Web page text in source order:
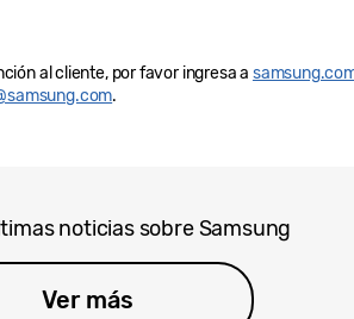
al cliente, por favor ingresa a
.
noticias sobre Samsung
Ver más